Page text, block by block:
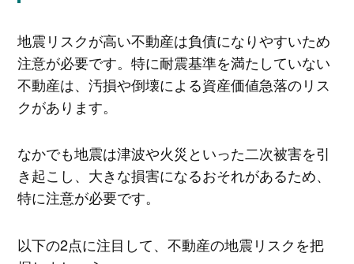
地震リスクが高い不動産は負債になりやすいため
注意が必要です。特に耐震基準を満たしていない
不動産は、汚損や倒壊による資産価値急落のリス
クがあります。
なかでも地震は津波や火災といった二次被害を引
き起こし、大きな損害になるおそれがあるため、
特に注意が必要です。
以下の2点に注目して、不動産の地震リスクを把